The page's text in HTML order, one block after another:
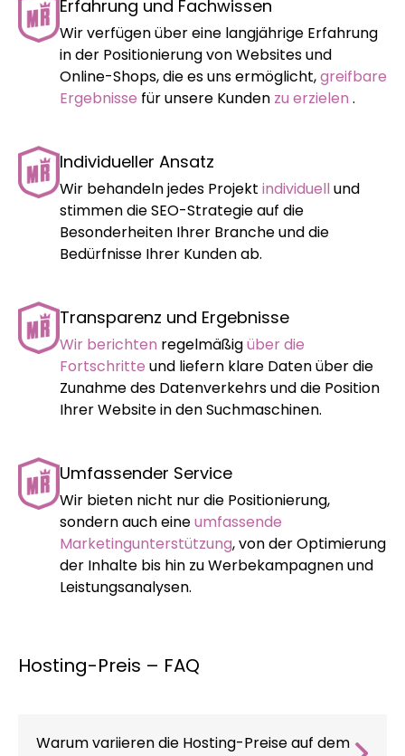
Erfahrung und Fachwissen
Wir verfügen über eine langjährige Erfahrung
in der Positionierung von Websites und
Online-Shops, die es uns ermöglicht,greifbare
Ergebnisse für unsere Kunden zu erzielen .
Individueller Ansatz
Wir behandeln jedes Projekt individuellund
stimmen die SEO-Strategie auf die
Besonderheiten Ihrer Branche und die
Bedürfnisse Ihrer Kunden ab.
Transparenz und Ergebnisse
Wir berichten regelmäßigüber die
Fortschritte und liefern klare Daten über die
Zunahme des Datenverkehrs und die Position
Ihrer Website in den Suchmaschinen.
Umfassender Service
Wir bieten nicht nur die Positionierung,
sondern auch eineumfassende
Marketingunterstützung, von der Optimierung
der Inhalte bis hin zu Werbekampagnen und
Leistungsanalysen.
Hosting-Preis – FAQ
Warum variieren die Hosting-Preise auf dem